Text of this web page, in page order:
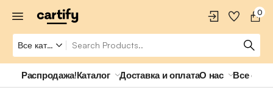
0
Распродажа!Каталог Доставка и оплатаО нас Все о